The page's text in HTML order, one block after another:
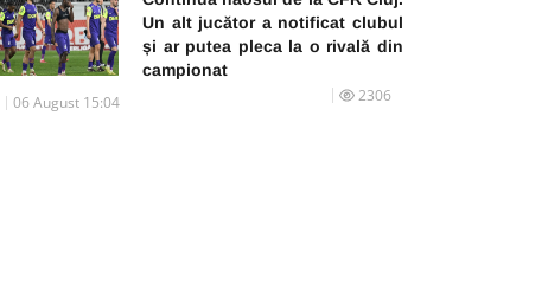
Un alt jucător a notificat clubul
și ar putea pleca la o rivală din
campionat
06 August 15:04 2306